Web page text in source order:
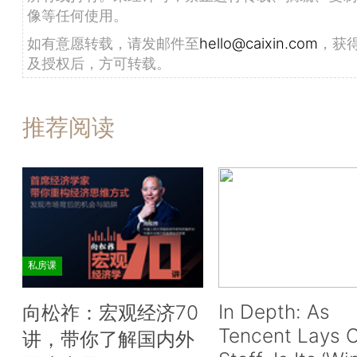
像等任何使用。
如有意愿转载，请发邮件至hello@caixin.com ，获
及授权后，方可转载。
推荐阅读
私房课
向松祚：宏观经济70
讲，带你了解国内外
In Depth: As
Tencent Lays